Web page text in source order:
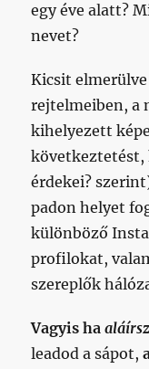
egy éve alatt?
nevet?
Kicsit
rejtelmeiben, a
kihelyezett
következtetést,
érdekei?
padon helyet
különböző
profilokat,
szereplők
Vagyis haaláírsz
leadod a sápot,